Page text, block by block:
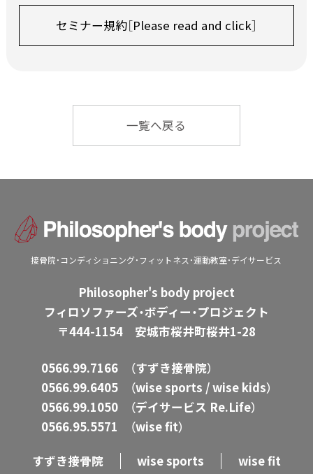
セミナー規約［Please read and click］
一覧へ戻る
接骨院・コンディショニング・フィットネス・運動教室・デイサービス
Philosopher's body project
フィロソファーズ・ボディー・プロジェクト
〒444-1154 安城市桜井町桜井1-28
0566.99.7166（すずき接骨院）
0566.99.6405（wise sports / wise kids）
0566.99.1050（デイサービス Re.Life）
0566.95.5571 （wise fit）
すずき接骨院 wise sports wise fit